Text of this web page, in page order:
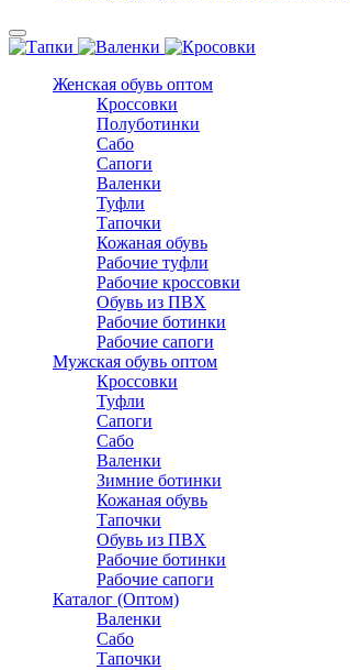
Женская обувь оптом
Кроссовки
Полуботинки
Сабо
Сапоги
Валенки
Туфли
Тапочки
Кожаная обувь
Рабочие туфли
Рабочие кроссовки
Обувь из ПВХ
Рабочие ботинки
Рабочие сапоги
Мужская обувь оптом
Кроссовки
Туфли
Сапоги
Сабо
Валенки
Зимние ботинки
Кожаная обувь
Тапочки
Обувь из ПВХ
Рабочие ботинки
Рабочие сапоги
Каталог (Оптом)
Валенки
Сабо
Тапочки